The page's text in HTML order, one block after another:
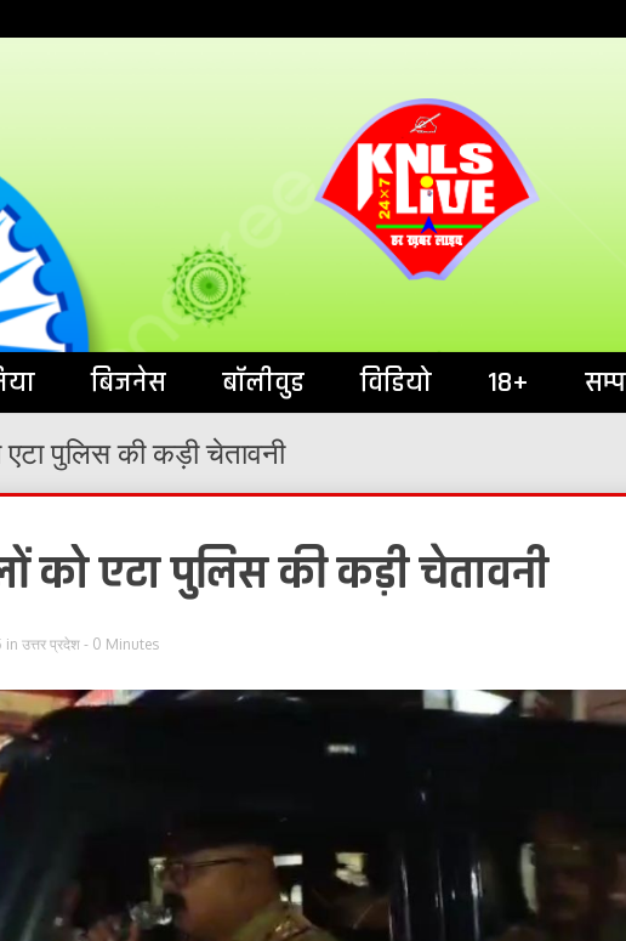
बिजनेस बॉलीवुड विडियो 18+
पुलिस की कड़ी चेतावनी
को एटा पुलिस की कड़ी चेतावनी
in उत्तर प्रदेश - 0 Minutes